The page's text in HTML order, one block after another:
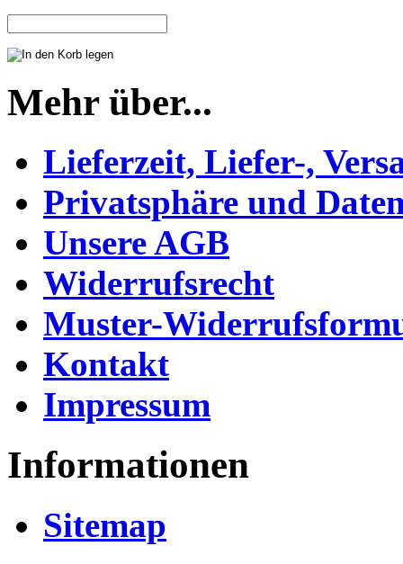
Mehr über...
Lieferzeit, Liefer-,
Privatsphäre und
Unsere AGB
Widerrufsrecht
Muster-
Kontakt
Impressum
Informationen
Sitemap